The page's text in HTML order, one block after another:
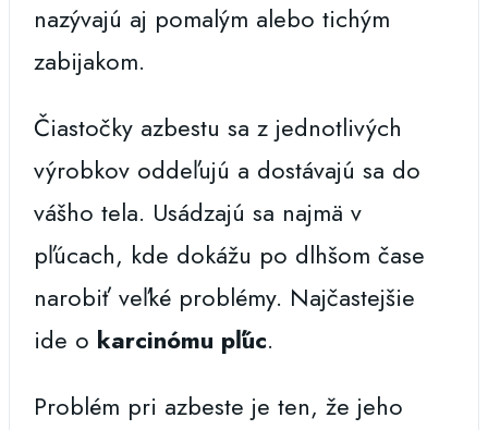
nazývajú aj pomalým alebo tichým
zabijakom.
Čiastočky azbestu sa z jednotlivých
výrobkov oddeľujú a dostávajú sa do
vášho tela. Usádzajú sa najmä v
pľúcach, kde dokážu po dlhšom čase
narobiť veľké problémy. Najčastejšie
ide o karcinómu pľúc.
Problém pri azbeste je ten, že jeho